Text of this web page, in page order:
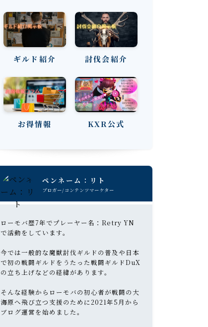
ギルド紹介 討伐会紹介
お得情報 KXR公式
ペンネーム：リト
ブロガー/コンテンツマーケター
ローモバ歴7年でプレーヤー名：Retry YN
で活動をしています。
今では一般的な魔獣討伐ギルドの普及や日本
で初の戦闘ギルドをうたった戦闘ギルドDuX
の立ち上げなどの経緯があります。
そんな経験からローモバの初心者が戦闘の大
海原へ飛び立つ支援のために2021年5月から
ブログ運営を始めました。